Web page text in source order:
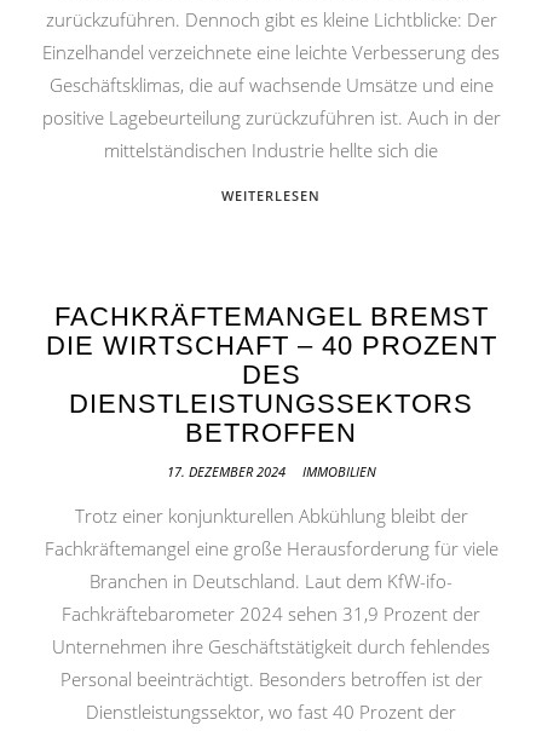
zurückzuführen. Dennoch gibt es kleine Lichtblicke: Der
Einzelhandel verzeichnete eine leichte Verbesserung des
Geschäftsklimas, die auf wachsende Umsätze und eine
positive Lagebeurteilung zurückzuführen ist. Auch in der
mittelständischen Industrie hellte sich die
WEITERLESEN
FACHKRÄFTEMANGEL BREMST
DIE WIRTSCHAFT – 40 PROZENT
DES
DIENSTLEISTUNGSSEKTORS
BETROFFEN
17. DEZEMBER 2024 IMMOBILIEN
Trotz einer konjunkturellen Abkühlung bleibt der
Fachkräftemangel eine große Herausforderung für viele
Branchen in Deutschland. Laut dem KfW-ifo-
Fachkräftebarometer 2024 sehen 31,9 Prozent der
Unternehmen ihre Geschäftstätigkeit durch fehlendes
Personal beeinträchtigt. Besonders betroffen ist der
Dienstleistungssektor, wo fast 40 Prozent der